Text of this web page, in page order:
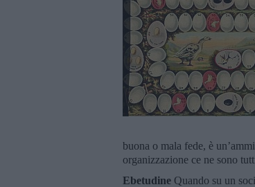
buona o mala fede, è
organizzazione ce ne sono
Ebetudine Quando su un